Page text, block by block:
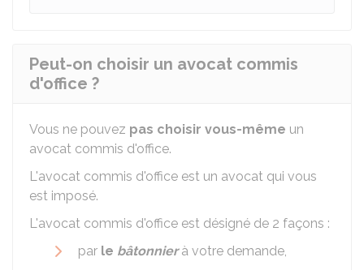
Peut-on choisir un avocat commis
d'office ?
Vous ne pouvez pas choisir vous-même un
avocat commis d'office.
L'avocat commis d'office est un avocat qui vous
est imposé.
L'avocat commis d'office est désigné de 2 façons :
par le bâtonnierà votre demande,